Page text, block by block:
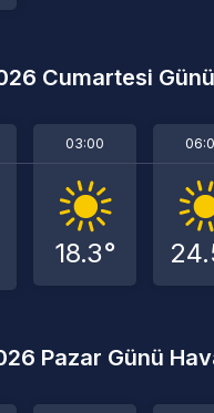
Cumartesi
03:00
18.3°
Pazar Günü